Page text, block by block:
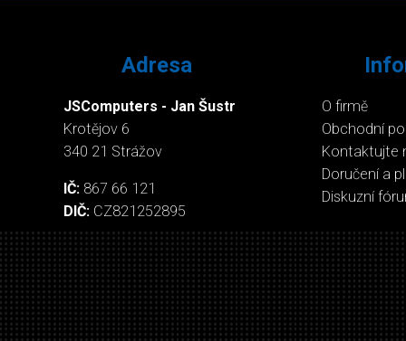
Adresa
JSComputers - Jan Šustr
Krotějov 6
340 21 Strážov
IČ: 867 66 121
DIČ: CZ821252895
O firmě
Obchodní
Kontaktujte
Doručení a
Diskuzní